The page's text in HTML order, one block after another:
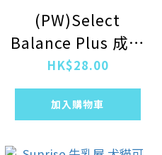
(PW)Select
Balance Plus 成犬
用 雞胸肉肉醬
20gx4本
HK$28.00
加入購物車